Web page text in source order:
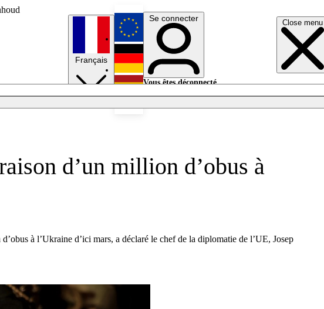
Close menu
Français
English
Deutsch
Se connecter
Vous êtes déconnecté.
d’un million d’obus à
à l’Ukraine d’ici mars, a déclaré le chef de la diplomatie de l’UE, Josep